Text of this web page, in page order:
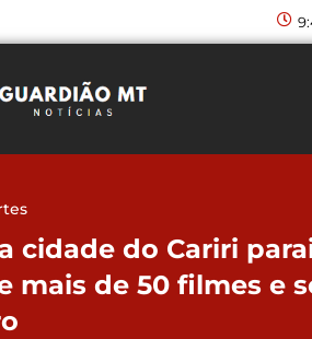
cidade do Cariri
de 50 filmes e